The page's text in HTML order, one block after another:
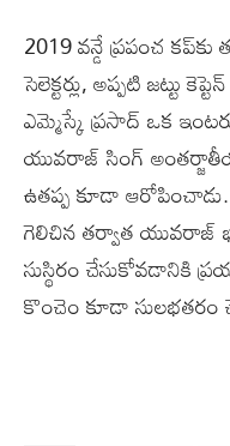
2019 వన్డే ప్రపంచ
సెలెక్టర్లు, అప్పటి జట్టు
ఎమ్మెస్కే ప్రసాద్ ఒక
యువరాజ్ సింగ్
ఉతప్ప కూడా
గెలిచిన తర్వాత యువరాజ్
సుస్థిరం చేసుకోవడానికి
కొంచెం కూడా